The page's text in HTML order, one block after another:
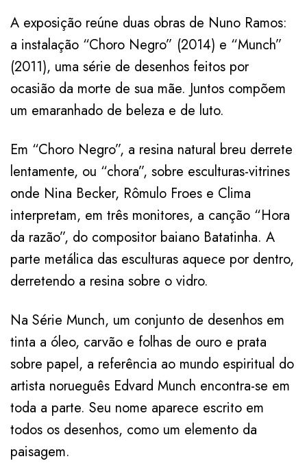
A exposição reúne duas obras de Nuno Ramos:
a instalação “Choro Negro” (2014) e “Munch”
(2011), uma série de desenhos feitos por
ocasião da morte de sua mãe. Juntos compõem
um emaranhado de beleza e de luto.
Em “Choro Negro”, a resina natural breu derrete
lentamente, ou “chora”, sobre esculturas-vitrines
onde Nina Becker, Rômulo Froes e Clima
interpretam, em três monitores, a canção “Hora
da razão”, do compositor baiano Batatinha. A
parte metálica das esculturas aquece por dentro,
derretendo a resina sobre o vidro.
Na Série Munch, um conjunto de desenhos em
tinta a óleo, carvão e folhas de ouro e prata
sobre papel, a referência ao mundo espiritual do
artista norueguês Edvard Munch encontra-se em
toda a parte. Seu nome aparece escrito em
todos os desenhos, como um elemento da
paisagem.